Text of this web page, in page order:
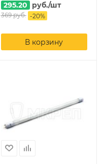
295.20 руб./шт
369руб. -20%
В корзину